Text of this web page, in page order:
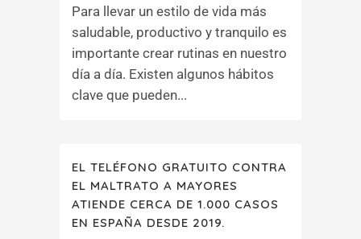
Para llevar un estilo de vida más
saludable, productivo y tranquilo es
importante crear rutinas en nuestro
día a día. Existen algunos hábitos
clave que pueden...
EL TELÉFONO GRATUITO CONTRA
EL MALTRATO A MAYORES
ATIENDE CERCA DE 1.000 CASOS
EN ESPAÑA DESDE 2019.